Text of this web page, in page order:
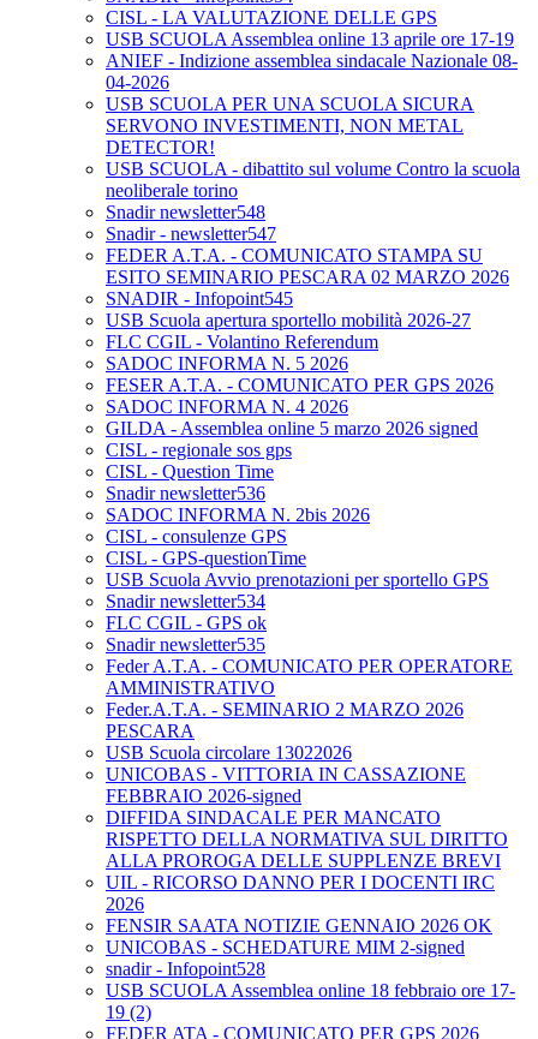
CISL - LA VALUTAZIONE DELLE GPS
USB SCUOLA Assemblea online 13 aprile ore 17-19
ANIEF - Indizione assemblea sindacale Nazionale 08-
04-2026
USB SCUOLA PER UNA SCUOLA SICURA
SERVONO INVESTIMENTI, NON METAL
DETECTOR!
USB SCUOLA - dibattito sul volume Contro la scuola
neoliberale torino
Snadir newsletter548
Snadir - newsletter547
FEDER A.T.A. - COMUNICATO STAMPA SU
ESITO SEMINARIO PESCARA 02 MARZO 2026
SNADIR - Infopoint545
USB Scuola apertura sportello mobilità 2026-27
FLC CGIL - Volantino Referendum
SADOC INFORMA N. 5 2026
FESER A.T.A. - COMUNICATO PER GPS 2026
SADOC INFORMA N. 4 2026
GILDA - Assemblea online 5 marzo 2026 signed
CISL - regionale sos gps
CISL - Question Time
Snadir newsletter536
SADOC INFORMA N. 2bis 2026
CISL - consulenze GPS
CISL - GPS-questionTime
USB Scuola Avvio prenotazioni per sportello GPS
Snadir newsletter534
FLC CGIL - GPS ok
Snadir newsletter535
Feder A.T.A. - COMUNICATO PER OPERATORE
AMMINISTRATIVO
Feder.A.T.A. - SEMINARIO 2 MARZO 2026
PESCARA
USB Scuola circolare 13022026
UNICOBAS - VITTORIA IN CASSAZIONE
FEBBRAIO 2026-signed
DIFFIDA SINDACALE PER MANCATO
RISPETTO DELLA NORMATIVA SUL DIRITTO
ALLA PROROGA DELLE SUPPLENZE BREVI
UIL - RICORSO DANNO PER I DOCENTI IRC
2026
FENSIR SAATA NOTIZIE GENNAIO 2026 OK
UNICOBAS - SCHEDATURE MIM 2-signed
snadir - Infopoint528
USB SCUOLA Assemblea online 18 febbraio ore 17-
19 (2)
FEDER ATA - COMUNICATO PER GPS 2026